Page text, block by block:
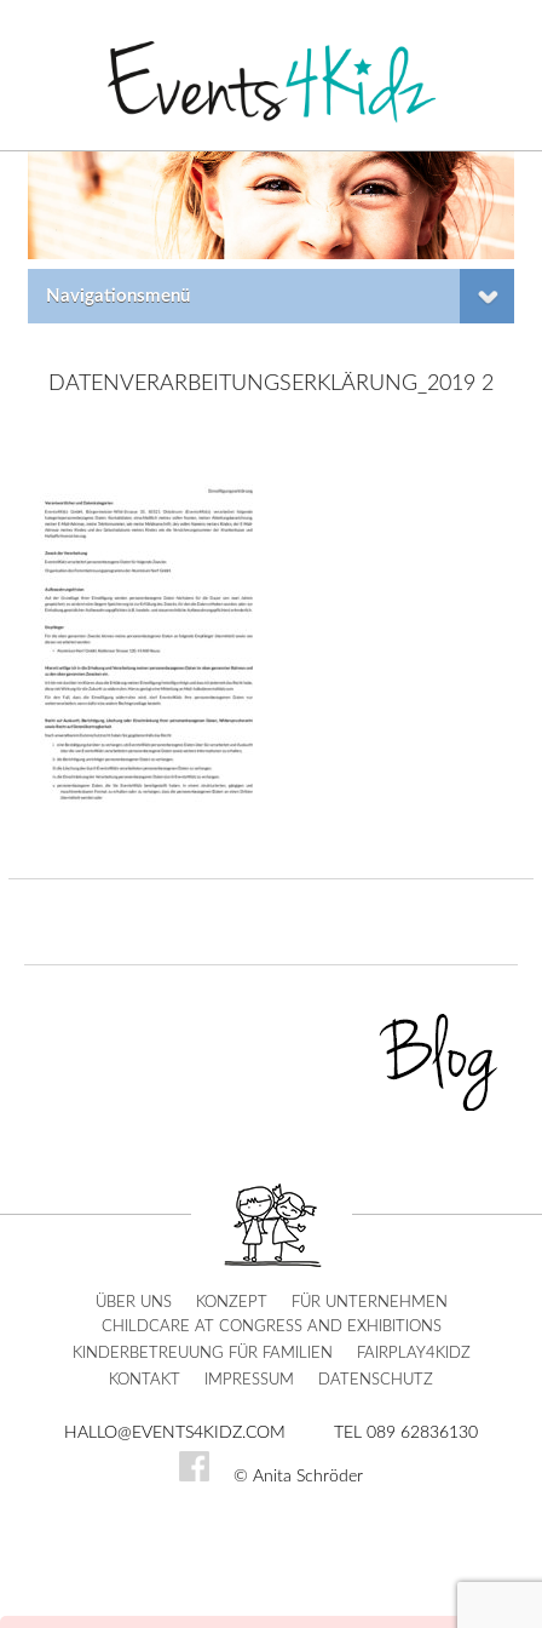
Navigationsmenü
DATENVERARBEITUNGSERKLÄRUNG_2019 2
ÜBER UNS KONZEPT
FÜR UNTERNEHMEN
CHILDCARE AT CONGRESS AND EXHIBITIONS
KINDERBETREUUNG FÜR FAMILIEN
FAIRPLAY4KIDZ
KONTAKT
IMPRESSUM DATENSCHUTZ
HALLO@EVENTS4KIDZ.COM TEL 089 62836130
© Anita Schröder